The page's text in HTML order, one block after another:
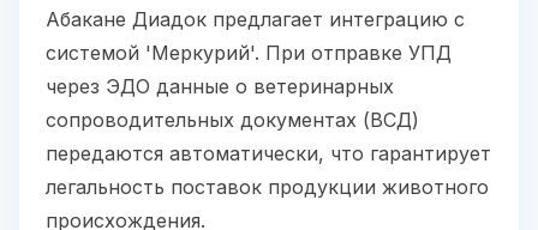
Абакане Диадок предлагает интеграцию с
системой 'Меркурий'. При отправке УПД
через ЭДО данные о ветеринарных
сопроводительных документах (ВСД)
передаются автоматически, что гарантирует
легальность поставок продукции животного
происхождения.